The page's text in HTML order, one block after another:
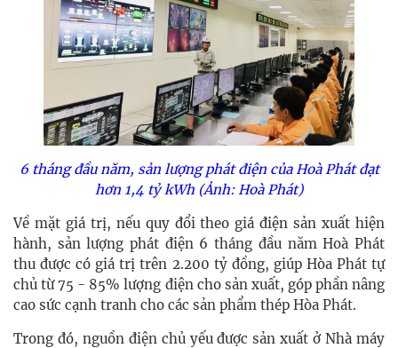
6 tháng đầu năm, sản lượng phát điện của Hoà Phát đạt
hơn 1,4 tỷ kWh (Ảnh: Hoà Phát)
Về mặt giá trị, nếu quy đổi theo giá điện sản xuất hiện
hành, sản lượng phát điện 6 tháng đầu năm Hoà Phát
thu được có giá trị trên 2.200 tỷ đồng, giúp Hòa Phát tự
chủ từ 75 - 85% lượng điện cho sản xuất, góp phần nâng
cao sức cạnh tranh cho các sản phẩm thép Hòa Phát.
Trong đó, nguồn điện chủ yếu được sản xuất ở Nhà máy